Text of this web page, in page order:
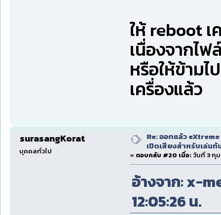
ให้ reboot
เนื่องจากไ
หรือให้ข้ามไ
เครื่องแล้ว
surasangKorat
บุคคลทั่วไป
Re: ออกแล้ว
เปิดเสียงสำหรับเล่น
« ตอบกลับ #20 เมื่อ: วันที่ 3 กุ
อ้างจาก: x-
12:05:26 น.